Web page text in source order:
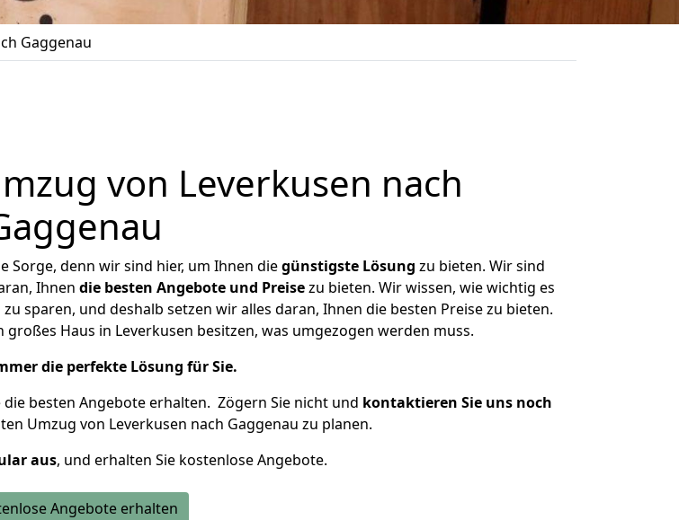
Gaggenau
von Leverkusen nach
denn wir sind hier, um Ihnen diegünstigste Lösung zu bieten. Wir sind
Ihnen die besten Angebote und Preisezu bieten. Wir wissen, wie wichtig es
sparen, und deshalb setzen wir alles daran, Ihnen die besten Preise zu bieten.
Haus in Leverkusen besitzen, was umgezogen werden muss.
die perfekte Lösung für Sie.
besten Angebote erhalten. Zögern Sie nicht und kontaktieren Sie uns noch
Umzug von Leverkusen nach Gaggenau zu planen.
aus, und erhalten Sie kostenlose Angebote.
Angebote erhalten